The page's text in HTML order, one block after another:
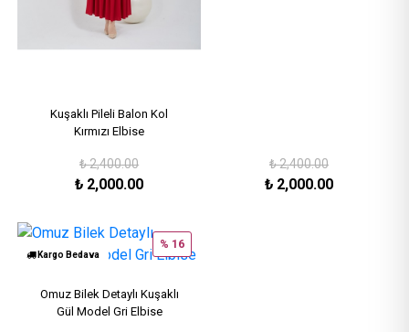
Kuşaklı Pileli Balon Kol
Kırmızı Elbise
₺2,400.00
₺ 2,000.00
₺2,400.00
₺ 2,000.00
Kargo Bedava
Omuz Bilek Detaylı Kuşaklı
Gül Model Gri Elbise
% 16